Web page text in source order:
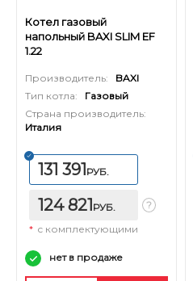
Котел газовый
напольный BAXI SLIM EF
1.22
Производитель:
BAXI
Тип котла:
Газовый
Страна производитель:
Италия
131 391РУБ.
124 821РУБ.
* с комплектующими
нет в продаже